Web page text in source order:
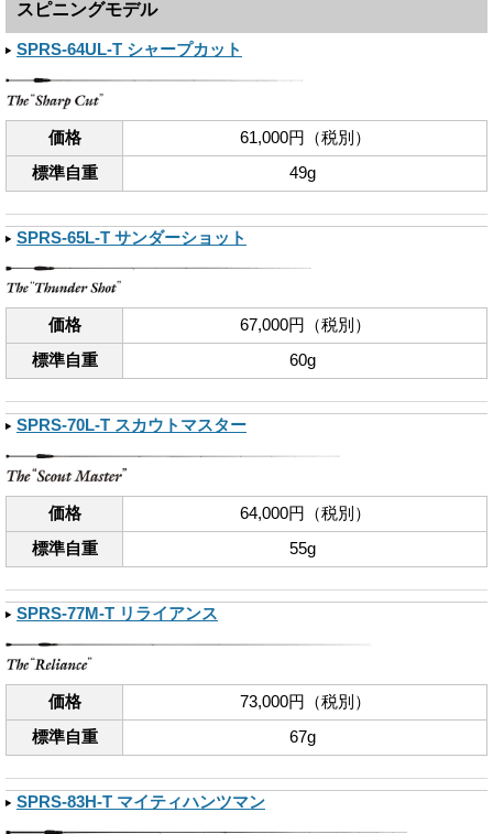
スピニングモデル
SPRS-64UL-T シャープカット
価格
61,000円（税別）
標準自重
49g
SPRS-65L-T サンダーショット
価格
67,000円（税別）
標準自重
60g
SPRS-70L-T スカウトマスター
価格
64,000円（税別）
標準自重
55g
SPRS-77M-T リライアンス
価格
73,000円（税別）
標準自重
67g
SPRS-83H-T マイティハンツマン